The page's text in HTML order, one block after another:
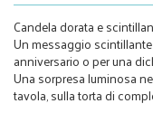
Candela dorata e
Un messaggio
anniversario o per una
Una sorpresa luminosa
tavola, sulla torta di